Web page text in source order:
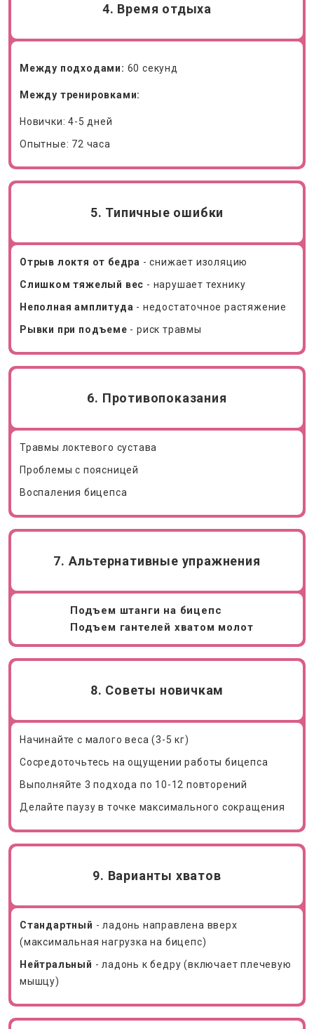
4. Время отдыха
Между подходами: 60 секунд
Между тренировками:
Новички: 4-5 дней
Опытные: 72 часа
5. Типичные ошибки
Отрыв локтя от бедра - снижает изоляцию
Слишком тяжелый вес - нарушает технику
Неполная амплитуда - недостаточное растяжение
Рывки при подъеме - риск травмы
6. Противопоказания
Травмы локтевого сустава
Проблемы с поясницей
Воспаления бицепса
7. Альтернативные упражнения
Подъем штанги на бицепс
Подъем гантелей хватом молот
8. Советы новичкам
Начинайте с малого веса (3-5 кг)
Сосредоточьтесь на ощущении работы бицепса
Выполняйте 3 подхода по 10-12 повторений
Делайте паузу в точке максимального сокращения
9. Варианты хватов
Стандартный - ладонь направлена вверх
(максимальная нагрузка на бицепс)
Нейтральный - ладонь к бедру (включает плечевую
мышцу)